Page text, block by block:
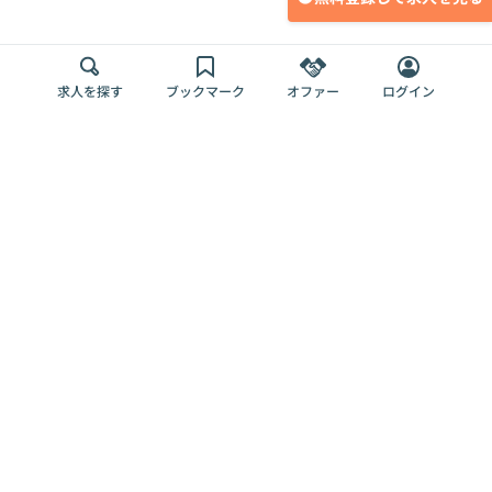
求人を探す ブックマーク オファー ログイン